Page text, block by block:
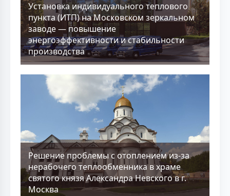
Установка индивидуального теплового
пункта (ИТП) на Московском зеркальном
заводе — повышение
энергоэффективности и стабильности
производства
Решение проблемы с отоплением из-за
нерабочего теплообменника в храме
святого князя Александра Невского в г.
Москва